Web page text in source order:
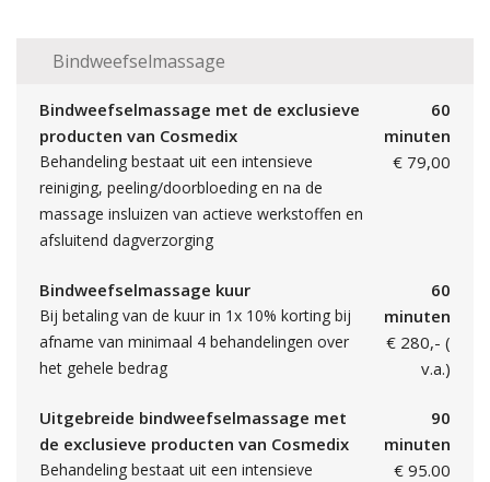
Bindweefselmassage
Bindweefselmassage met de exclusieve
producten van Cosmedix
Behandeling bestaat uit een intensieve
reiniging, peeling/doorbloeding en na de
massage insluizen van actieve werkstoffen en
afsluitend dagverzorging
60
minuten
€ 79,00
Bindweefselmassage kuur
Bij betaling van de kuur in 1x 10% korting bij
afname van minimaal 4 behandelingen over
het gehele bedrag
60
minuten
€ 280,- (
v.a.)
Uitgebreide bindweefselmassage met
de exclusieve producten van Cosmedix
Behandeling bestaat uit een intensieve
90
minuten
€ 95.00